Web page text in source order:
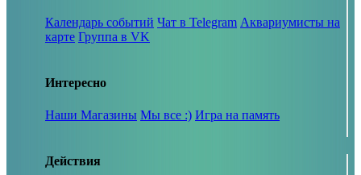
Календарь событий Чат в Telegram Аквариумисты на
карте Группа в VK
Интересно
Наши Магазины Мы все :) Игра на память
Действия